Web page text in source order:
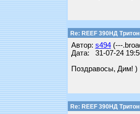
Re: REEF 390НД Тритон
Автор: s494(---
Дата: 31-07-24
Поздравосы, Дим! )
Re: REEF 390НД Тритон